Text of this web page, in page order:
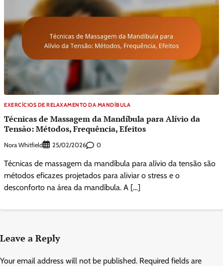
EXERCÍCIOS DE RELAXAMENTO DA MANDÍBULA
Técnicas de Massagem da Mandíbula para Alívio da
Tensão: Métodos, Frequência, Efeitos
Nora Whitfield 25/02/2026 0
Técnicas de massagem da mandíbula para alívio da tensão são
métodos eficazes projetados para aliviar o stress e o
desconforto na área da mandíbula. A […]
Leave a Reply
Your email address will not be published. Required fields are